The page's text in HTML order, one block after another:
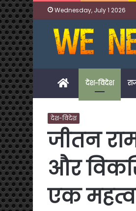
Wednesday, July 1 2026
Homeदेश-विदेश
देश-विदेश
जीतन
और
एक